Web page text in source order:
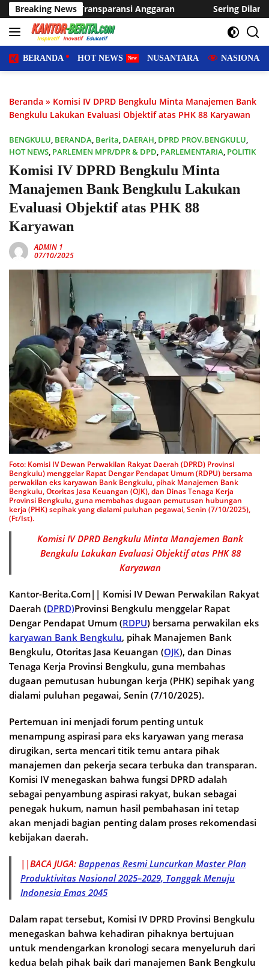
Langsung
ke
konten
Breaking News
Anggaran Sering Dilanda Genangan, Desa
BERANDA HOT NEWS NUSANTARA NASIONAL
Beranda » Komisi IV DPRD Bengkulu Minta Manajemen Bank
Bengkulu Lakukan Evaluasi Objektif atas PHK 88 Karyawan
BENGKULU, BERANDA, Berita, DAERAH, DPRD PROV.BENGKULU,
HOT NEWS, PARLEMEN MPR/DPR & DPD, PARLEMENTARIA, POLITIK
Komisi IV DPRD Bengkulu Minta
Manajemen Bank Bengkulu Lakukan
Evaluasi Objektif atas PHK 88
Karyawan
ADMIN 1
07/10/2025
Foto: Komisi IV Dewan Perwakilan Rakyat Daerah (DPRD) Provinsi
Bengkulu) menggelar Rapat Dengar Pendapat Umum (RDPU) bersama
perwakilan eks karyawan Bank Bengkulu, pihak Manajemen Bank
Bengkulu, Otoritas Jasa Keuangan (OJK), dan Dinas Tenaga Kerja
Provinsi Bengkulu, guna membahas dugaan pemutusan hubungan
kerja (PHK) sepihak yang dialami puluhan pegawai, Senin (7/10/2025),
(Ft/Ist).
Komisi IV DPRD Bengkulu Minta Manajemen Bank
Bengkulu Lakukan Evaluasi Objektif atas PHK 88
Karyawan
Kantor-Berita.Com|| Komisi IV Dewan Perwakilan Rakyat
Daerah (DPRD)Provinsi Bengkulu menggelar Rapat
Dengar Pendapat Umum (RDPU) bersama perwakilan eks
karyawan Bank Bengkulu, pihak Manajemen Bank
Bengkulu, Otoritas Jasa Keuangan (OJK), dan Dinas
Tenaga Kerja Provinsi Bengkulu, guna membahas
dugaan pemutusan hubungan kerja (PHK) sepihak yang
dialami puluhan pegawai, Senin (7/10/2025).
Pertemuan ini menjadi forum penting untuk
menampung aspirasi para eks karyawan yang merasa
dirugikan, serta mencari titik temu antara pihak
manajemen dan pekerja secara terbuka dan transparan.
Komisi IV menegaskan bahwa fungsi DPRD adalah
sebagai penyambung aspirasi rakyat, bukan sebagai
penegak hukum, namun hasil pembahasan ini tetap
akan menjadi bagian penting dalam proses rekomendasi
kebijakan daerah.
||BACA JUGA: Bappenas Resmi Luncurkan Master Plan
Produktivitas Nasional 2025–2029, Tonggak Menuju
Indonesia Emas 2045
Dalam rapat tersebut, Komisi IV DPRD Provinsi Bengkulu
menegaskan bahwa kehadiran pihaknya bertujuan
untuk mendengarkan kronologi secara menyeluruh dari
kedua belah pihak baik dari manajemen Bank Bengkulu